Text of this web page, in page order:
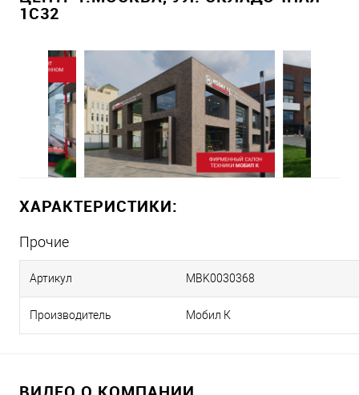
1С32
ХАРАКТЕРИСТИКИ:
Прочие
Артикул MBK0030368
Производитель Мобил К